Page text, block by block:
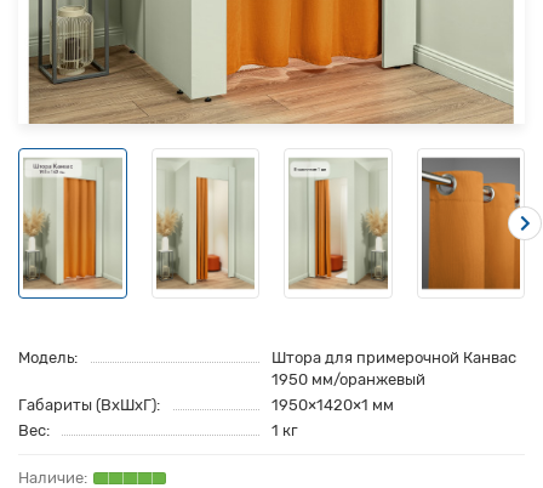
Модель:
Штора для примерочной Канвас
1950 мм/оранжевый
Габариты (ВхШхГ):
1950×1420×1 мм
Вес:
1 кг